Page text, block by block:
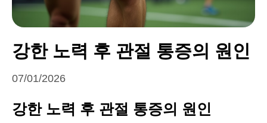
강한 노력 후 관절 통증의 원인
07/01/2026
강한 노력 후 관절 통증의 원인